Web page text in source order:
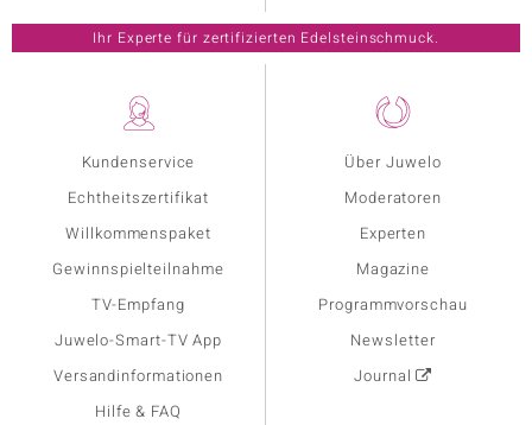
Kundenservice
Echtheitszertifikat
Willkommenspaket
Gewinnspielteilnahme
TV-Empfang
Juwelo-Smart-TV App
Versandinformationen
Hilfe & FAQ
Über Juwelo
Moderatoren
Experten
Magazine
Programmvorschau
Newsletter
Journal
Ihr Experte für zertifizierten Edelsteinschmuck.